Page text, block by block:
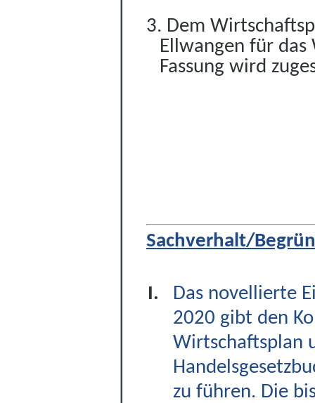
3. Dem
Ellwangen für
Fassung wird
Sachverhalt/
Das novellierte
2020 gibt den
Wirtschaftsplan
zu führen. Die